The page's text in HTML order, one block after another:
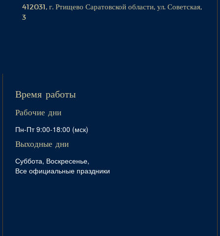
412031, г. Ртищево Саратовской области, ул. Советская,
3
Время работы
Рабочие дни
Пн-Пт 9:00-18:00 (мск)
Выходные дни
Суббота, Воскресенье,
Все официальные праздники